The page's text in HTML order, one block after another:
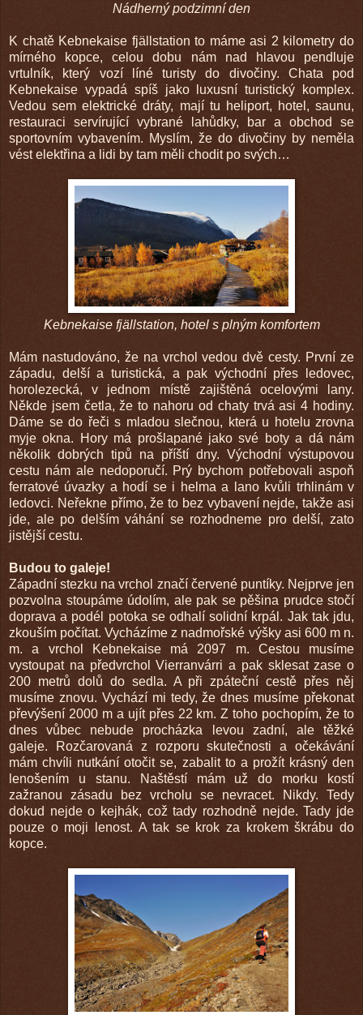
Nádherný podzimní den
K chatě Kebnekaise fjällstation to máme asi 2 kilometry do
mírného kopce, celou dobu nám nad hlavou pendluje
vrtulník, který vozí líné turisty do divočiny. Chata pod
Kebnekaise vypadá spíš jako luxusní turistický komplex.
Vedou sem elektrické dráty, mají tu heliport, hotel, saunu,
restauraci servírující vybrané lahůdky, bar a obchod se
sportovním vybavením. Myslím, že do divočiny by neměla
vést elektřina a lidi by tam měli chodit po svých…
Kebnekaise fjällstation, hotel s plným komfortem
Mám nastudováno, že na vrchol vedou dvě cesty. První ze
západu, delší a turistická, a pak východní přes ledovec,
horolezecká, v jednom místě zajištěná ocelovými lany.
Někde jsem četla, že to nahoru od chaty trvá asi 4 hodiny.
Dáme se do řeči s mladou slečnou, která u hotelu zrovna
myje okna. Hory má prošlapané jako své boty a dá nám
několik dobrých tipů na příští dny. Východní výstupovou
cestu nám ale nedoporučí. Prý bychom potřebovali aspoň
ferratové úvazky a hodí se i helma a lano kvůli trhlinám v
ledovci. Neřekne přímo, že to bez vybavení nejde, takže asi
jde, ale po delším váhání se rozhodneme pro delší, zato
jistější cestu.
Budou to galeje!
Západní stezku na vrchol značí červené puntíky. Nejprve jen
pozvolna stoupáme údolím, ale pak se pěšina prudce stočí
doprava a podél potoka se odhalí solidní krpál. Jak tak jdu,
zkouším počítat. Vycházíme z nadmořské výšky asi 600 m n.
m. a vrchol Kebnekaise má 2097 m. Cestou musíme
vystoupat na předvrchol Vierranvárri a pak sklesat zase o
200 metrů dolů do sedla. A při zpáteční cestě přes něj
musíme znovu. Vychází mi tedy, že dnes musíme překonat
převýšení 2000 m a ujít přes 22 km. Z toho pochopím, že to
dnes vůbec nebude procházka levou zadní, ale těžké
galeje. Rozčarovaná z rozporu skutečnosti a očekávání
mám chvíli nutkání otočit se, zabalit to a prožít krásný den
lenošením u stanu. Naštěstí mám už do morku kostí
zažranou zásadu bez vrcholu se nevracet. Nikdy. Tedy
dokud nejde o kejhák, což tady rozhodně nejde. Tady jde
pouze o moji lenost. A tak se krok za krokem škrábu do
kopce.